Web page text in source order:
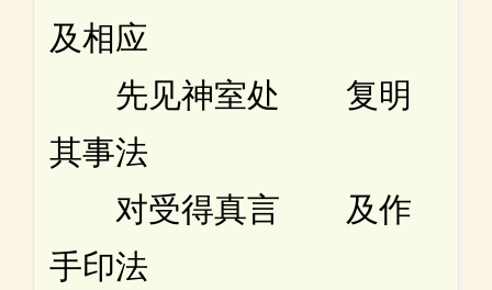
及相应
先见神室处 复明
其事法
对受得真言 及作
手印法